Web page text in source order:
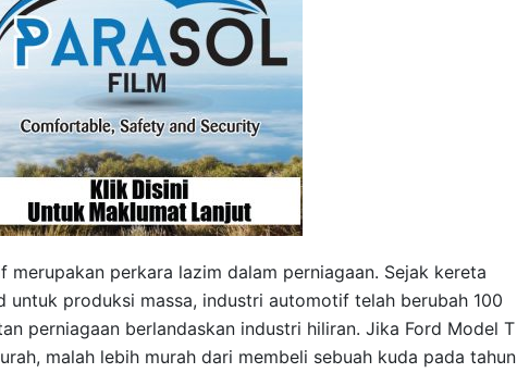
perkara lazim dalam perniagaan. Sejak kereta
untuk produksi massa, industri automotif telah berubah 100
perniagaan berlandaskan industri hiliran. Jika Ford Model T
malah lebih murah dari membeli sebuah kuda pada tahun